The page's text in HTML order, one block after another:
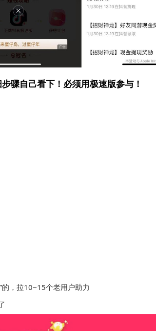
骤自己看下！必须用极速版参与！
，拉10~15个老用户助力